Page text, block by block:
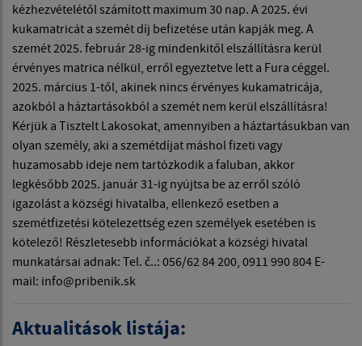
kézhezvételétől számított maximum 30 nap. A 2025. évi
kukamatricát a szemét díj befizetése után kapják meg. A
szemét 2025. február 28-ig mindenkitől elszállításra kerül
érvényes matrica nélkül, erről egyeztetve lett a Fura céggel.
2025. március 1-től, akinek nincs érvényes kukamatricája,
azokból a háztartásokból a szemét nem kerül elszállításra!
Kérjük a Tisztelt Lakosokat, amennyiben a háztartásukban van
olyan személy, aki a szemétdíjat máshol fizeti vagy
huzamosabb ideje nem tartózkodik a faluban, akkor
legkésőbb 2025. január 31-ig nyújtsa be az erről szóló
igazolást a községi hivatalba, ellenkező esetben a
szemétfizetési kötelezettség ezen személyek esetében is
kötelező! Részletesebb információkat a községi hivatal
munkatársai adnak: Tel. č..: 056/62 84 200, 0911 990 804 E-
mail: info@pribenik.sk
Aktualitások listája: